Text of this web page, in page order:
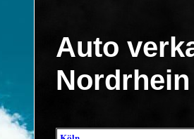
Auto